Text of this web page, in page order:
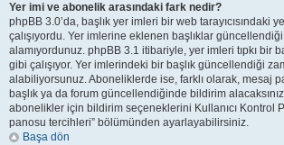
Yer imi ve abonelik arasındaki fark nedir?
phpBB 3.0’da, başlık yer imleri bir web tarayıcısındaki
çalışıyordu. Yer imlerine eklenen başlıklar
alamıyordunuz. phpBB 3.1 itibariyle, yer imleri tıpkı bir
gibi çalışıyor. Yer imlerindeki bir başlık güncellendiği
alabiliyorsunuz. Aboneliklerde ise, farklı olarak, mesaj
başlık ya da forum güncellendiğinde bildirim
abonelikler için bildirim seçeneklerini Kullanıcı Kontrol
panosu tercihleri” bölümünden ayarlayabilirsiniz.
Başa dön